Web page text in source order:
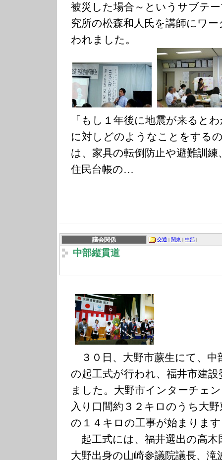
被災した場合～というサブテ
究所の松森和人氏を講師にワ
われました。
「もし１年後に地震が来ると
に対しどのようなことをする
は、家具の転倒防止や避難訓
住民台帳の…
議会関係 交通 | 関東 | 中部 |
中部縦貫道
３０日、大野市蕨生にて、中
の起工式が行われ、福井市建
ました。大野市インターチェ
入り口間約３２キロのうち大
の１４キロの工事が始まりま
起工式には、福井選出の高木
大野出身の山崎参議院議長、滝